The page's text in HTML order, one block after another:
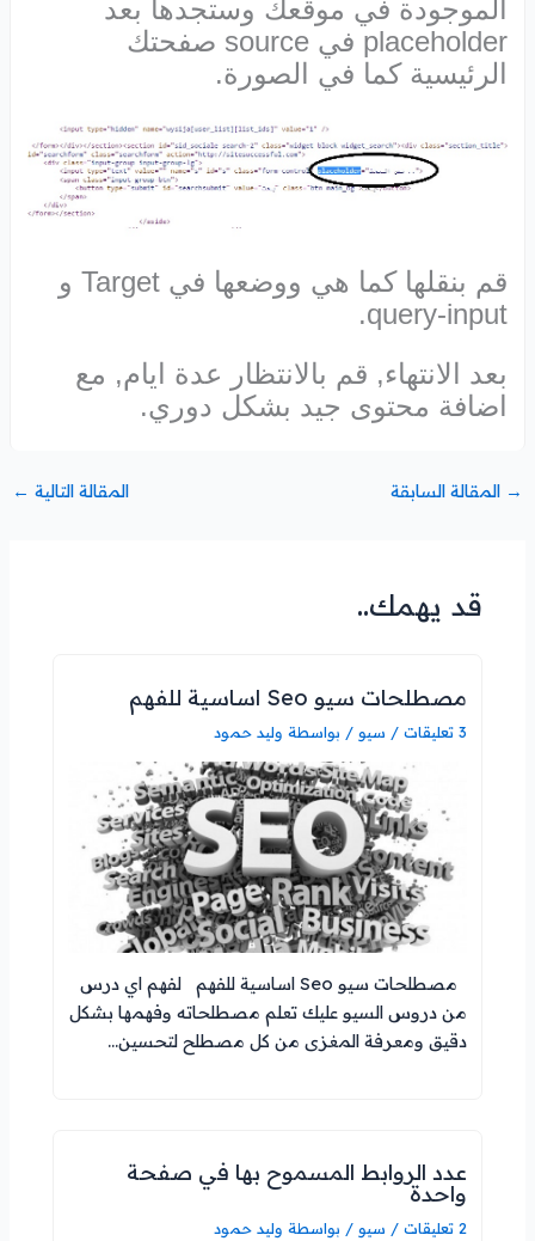
الموجودة في موقعك وستجدها بعد
placeholder في source صفحتك
الرئيسية كما في الصورة.
قم بنقلها كما هي ووضعها في Target و
query-input.
بعد الانتهاء, قم بالانتظار عدة ايام, مع
اضافة محتوى جيد بشكل دوري.
→ المقالة السابقة المقالة التالية ←
قد يهمك..
مصطلحات سيو Seo اساسية للفهم
3 تعليقات / سيو / بواسطة وليد حمود
مصطلحات سيو Seo اساسية للفهم لفهم اي درس
من دروس السيو عليك تعلم مصطلحاته وفهمها بشكل
دقيق ومعرفة المغزى من كل مصطلح لتحسين…
عدد الروابط المسموح بها في صفحة
واحدة
2 تعليقات / سيو / بواسطة وليد حمود